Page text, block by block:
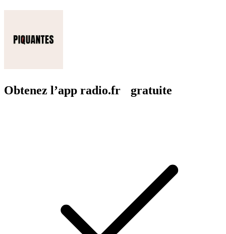
Obtenez l’app radio.fr gratuite